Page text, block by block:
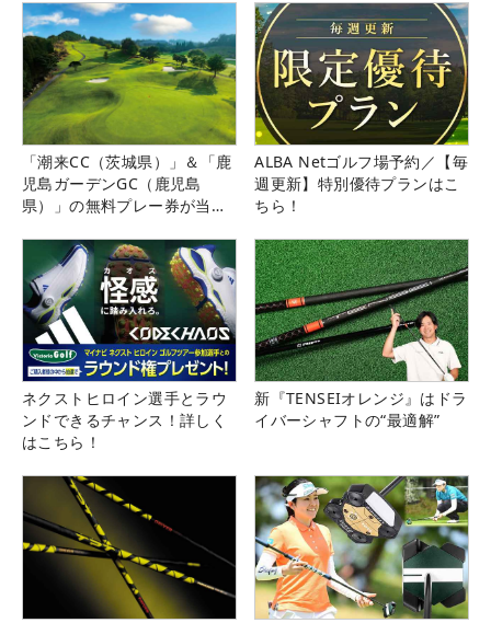
「潮来CC（茨城県）」＆「鹿
児島ガーデンGC（鹿児島
県）」の無料プレー券が当た
ALBA Netゴルフ場予約／【毎
週更新】特別優待プランはこ
ちら！
ネクストヒロイン選手とラウ
ンドできるチャンス！詳しく
はこちら！
新『TENSEIオレンジ』はドラ
イバーシャフトの“最適解”